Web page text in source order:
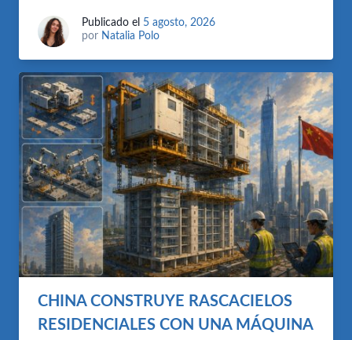
Publicado el 5 agosto, 2026
por Natalia Polo
CHINA CONSTRUYE RASCACIELOS
RESIDENCIALES CON UNA MÁQUINA